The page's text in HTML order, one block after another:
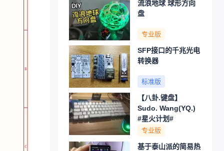
流浪地球 球形方向
盘
专业版
SFP接口的千兆光电
转换器
标准版
【八卦.键盘】
Sudo. Wang(YQ.)
#星火计划#
专业版
基于泰山派的简易热